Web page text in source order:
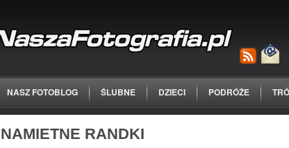
NASZ FOTOBLOG ŚLUBNE DZIECI PODRÓŻE
NAMIETNE RANDKI